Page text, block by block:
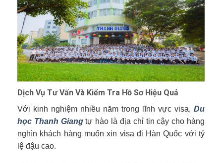
Dịch Vụ Tư Vấn Và Kiểm Tra Hồ Sơ Hiệu Quả
Với kinh nghiệm nhiều năm trong lĩnh vực visa, Du
học Thanh Giangtự hào là địa chỉ tin cậy cho hàng
nghìn khách hàng muốn xin visa đi Hàn Quốc với tỷ
lệ đậu cao.